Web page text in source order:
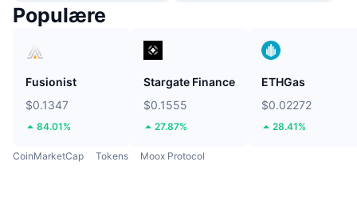
Populære
Fusionist
$0.1347
84.01%
Stargate Finance
$0.1555
27.87%
ETHGas
$0.02272
28.41%
CoinMarketCap Tokens Moox Protocol